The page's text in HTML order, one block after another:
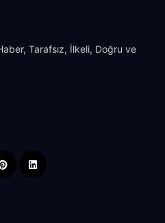
Tarafsız, İlkeli, Doğru ve